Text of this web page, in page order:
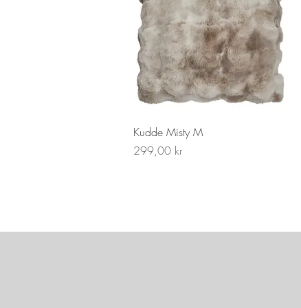
Snabbvisning
Kudde Misty M
Pris
299,00 kr